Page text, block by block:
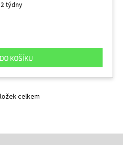
2 týdny
DO KOŠÍKU
Ocelkem